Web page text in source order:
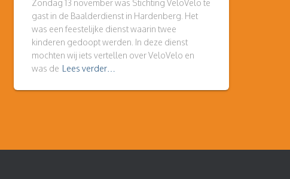
Zondag 13 november was Stichting VeloVelo te
gast in de Baalderdienst in Hardenberg. Het
was een feestelijke dienst waarin twee
kinderen gedoopt werden. In deze dienst
mochten wij iets vertellen over VeloVelo en
was de Lees verder…